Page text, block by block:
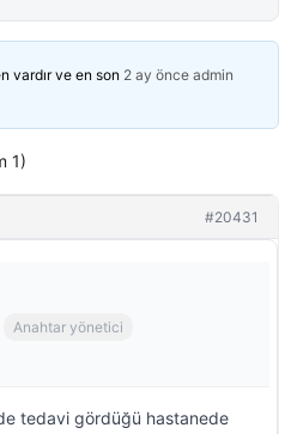
vardır ve en son 2 ay önce admin
1)
#20431
Anahtar yönetici
tedavi gördüğü hastanede